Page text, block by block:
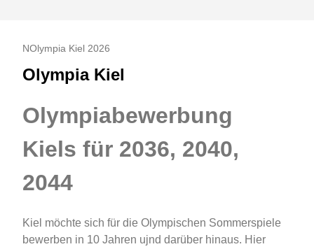
NOlympia Kiel 2026
Olympia Kiel
Olympiabewerbung
Kiels für 2036, 2040,
2044
Kiel möchte sich für die Olympischen Sommerspiele
bewerben in 10 Jahren ujnd darüber hinaus. Hier